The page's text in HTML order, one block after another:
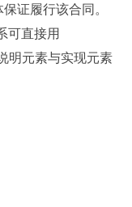
证履行该合同。
可直接用
明元素与实现元素